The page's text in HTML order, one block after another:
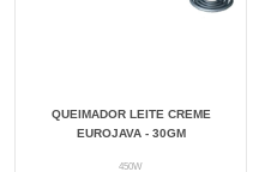
QUEIMADOR LEITE CREME
EUROJAVA - 30GM
450W